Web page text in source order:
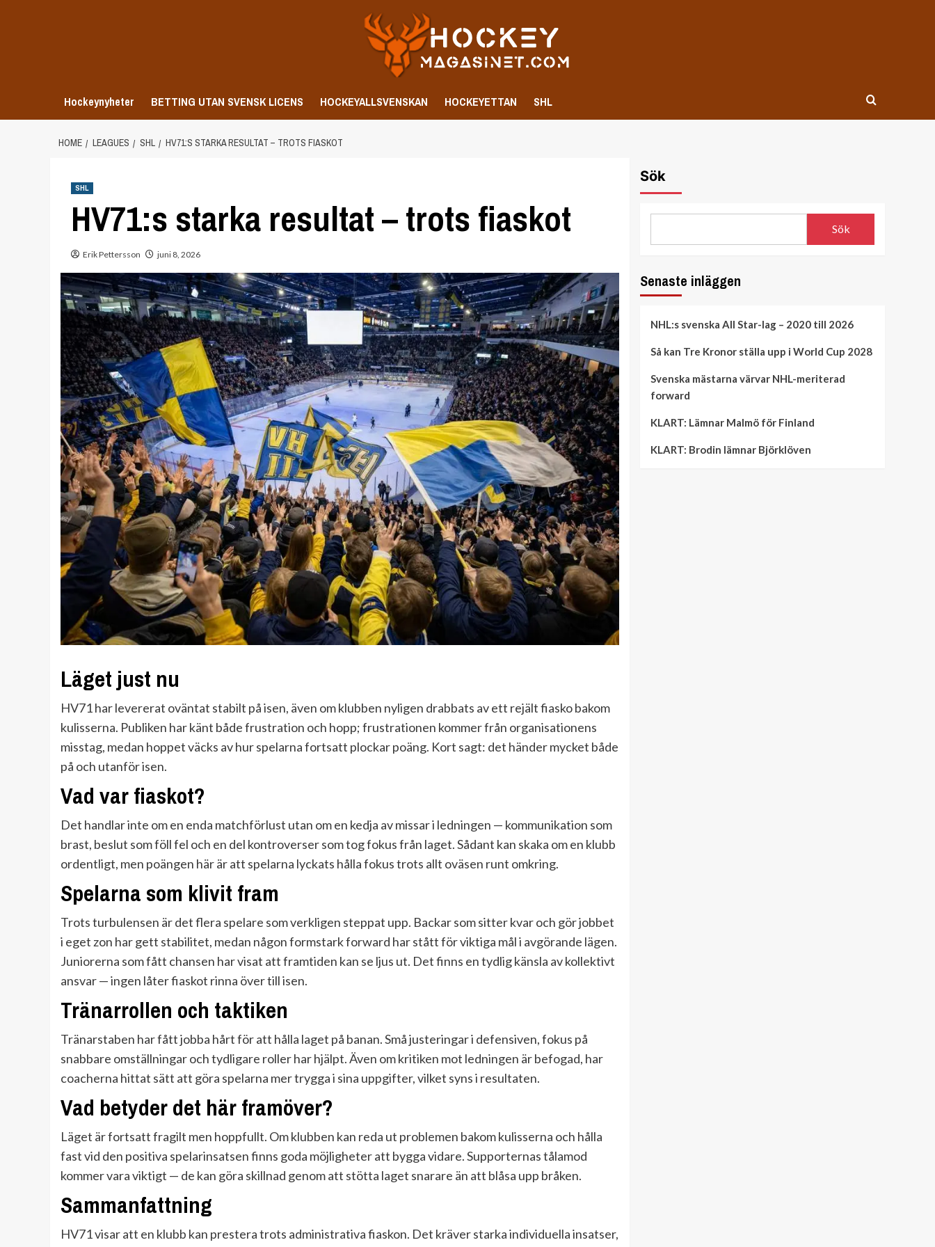
Hockeynyheter BETTING UTAN SVENSK LICENS HOCKEYALLSVENSKAN HOCKEYETTAN SHL
HOME LEAGUES SHL HV71:S STARKA RESULTAT – TROTS FIASKOT
SHL
HV71:s starka resultat – trots fiaskot
Erik Pettersson juni 8, 2026
Läget just nu
HV71 har levererat oväntat stabilt på isen, även om klubben nyligen drabbats av ett rejält fiasko bakom
kulisserna. Publiken har känt både frustration och hopp; frustrationen kommer från organisationens
misstag, medan hoppet väcks av hur spelarna fortsatt plockar poäng. Kort sagt: det händer mycket både
på och utanför isen.
Vad var fiaskot?
Det handlar inte om en enda matchförlust utan om en kedja av missar i ledningen — kommunikation som
brast, beslut som föll fel och en del kontroverser som tog fokus från laget. Sådant kan skaka om en klubb
ordentligt, men poängen här är att spelarna lyckats hålla fokus trots allt oväsen runt omkring.
Spelarna som klivit fram
Trots turbulensen är det flera spelare som verkligen steppat upp. Backar som sitter kvar och gör jobbet
i eget zon har gett stabilitet, medan någon formstark forward har stått för viktiga mål i avgörande lägen.
Juniorerna som fått chansen har visat att framtiden kan se ljus ut. Det finns en tydlig känsla av kollektivt
ansvar — ingen låter fiaskot rinna över till isen.
Tränarrollen och taktiken
Tränarstaben har fått jobba hårt för att hålla laget på banan. Små justeringar i defensiven, fokus på
snabbare omställningar och tydligare roller har hjälpt. Även om kritiken mot ledningen är befogad, har
coacherna hittat sätt att göra spelarna mer trygga i sina uppgifter, vilket syns i resultaten.
Vad betyder det här framöver?
Läget är fortsatt fragilt men hoppfullt. Om klubben kan reda ut problemen bakom kulisserna och hålla
fast vid den positiva spelarinsatsen finns goda möjligheter att bygga vidare. Supporternas tålamod
kommer vara viktigt — de kan göra skillnad genom att stötta laget snarare än att blåsa upp bråken.
Sammanfattning
HV71 visar att en klubb kan prestera trots administrativa fiaskon. Det kräver starka individuella insatser,
Sök
Sök
Senaste inläggen
NHL:s svenska All Star-lag – 2020 till 2026
Så kan Tre Kronor ställa upp i World Cup 2028
Svenska mästarna värvar NHL-meriterad
forward
KLART: Lämnar Malmö för Finland
KLART: Brodin lämnar Björklöven